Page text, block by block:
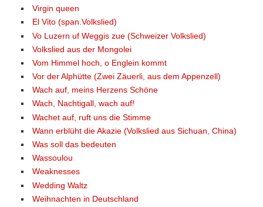
Virgin queen
El Vito (span.Volkslied)
Vo Luzern uf Weggis zue (Schweizer Volkslied)
Volkslied aus der Mongolei
Vom Himmel hoch, o Englein kommt
Vor der Alphütte (Zwei Zäuerli, aus dem Appenzell)
Wach auf, meins Herzens Schöne
Wach, Nachtigall, wach auf!
Wachet auf, ruft uns die Stimme
Wann erblüht die Akazie (Volkslied aus Sichuan, China)
Was soll das bedeuten
Wassoulou
Weaknesses
Wedding Waltz
Weihnachten in Deutschland